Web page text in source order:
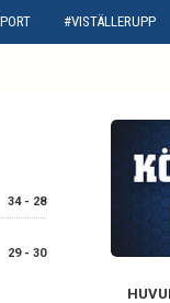
#VISTÄLLERUPP
34 - 28
29 - 30